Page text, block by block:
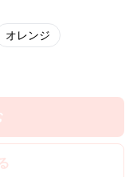
オレンジ